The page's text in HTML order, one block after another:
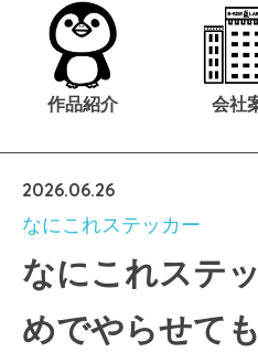
作品紹介 会社
2026.06.26
なにこれステッカー
なにこれステ
めでやらせて